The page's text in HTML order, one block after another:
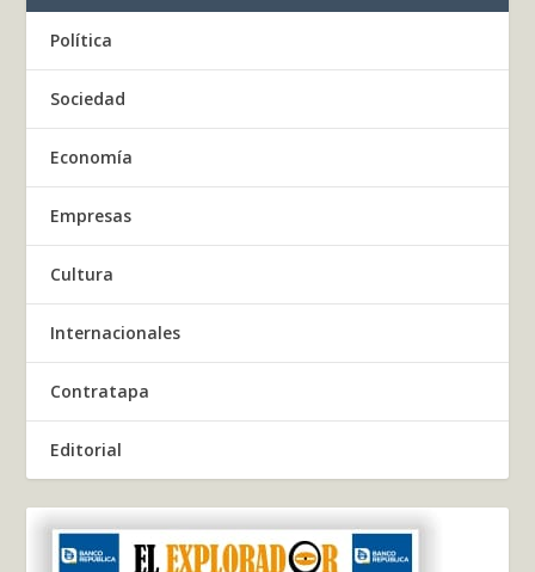
Política
Sociedad
Economía
Empresas
Cultura
Internacionales
Contratapa
Editorial